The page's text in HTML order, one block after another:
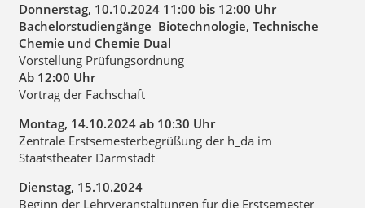
Donnerstag, 10.10.2024 11:00 bis 12:00 Uhr
Bachelorstudiengänge Biotechnologie, Technische
Chemie und Chemie Dual
Vorstellung Prüfungsordnung
Ab 12:00 Uhr
Vortrag der Fachschaft
Montag, 14.10.2024 ab 10:30 Uhr
Zentrale Erstsemesterbegrüßung der h_da im
Staatstheater Darmstadt
Dienstag, 15.10.2024
Beginn der Lehrveranstaltungen für die Erstsemester